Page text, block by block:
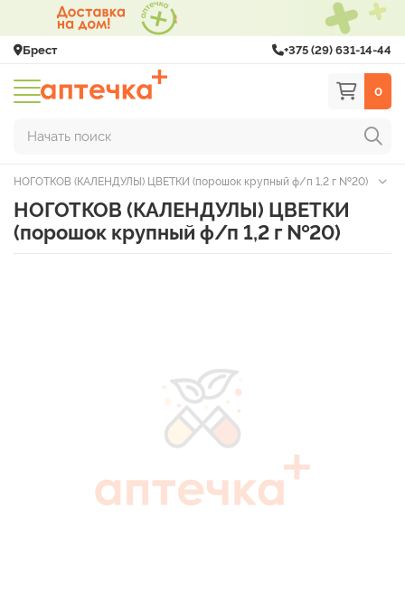
Брест +375 (29) 631-14-44
0
Начать поиск
НОГОТКОВ (КАЛЕНДУЛЫ) ЦВЕТКИ (порошок крупный ф/п 1,2 г №20)
НОГОТКОВ (КАЛЕНДУЛЫ) ЦВЕТКИ
(порошок крупный ф/п 1,2 г №20)